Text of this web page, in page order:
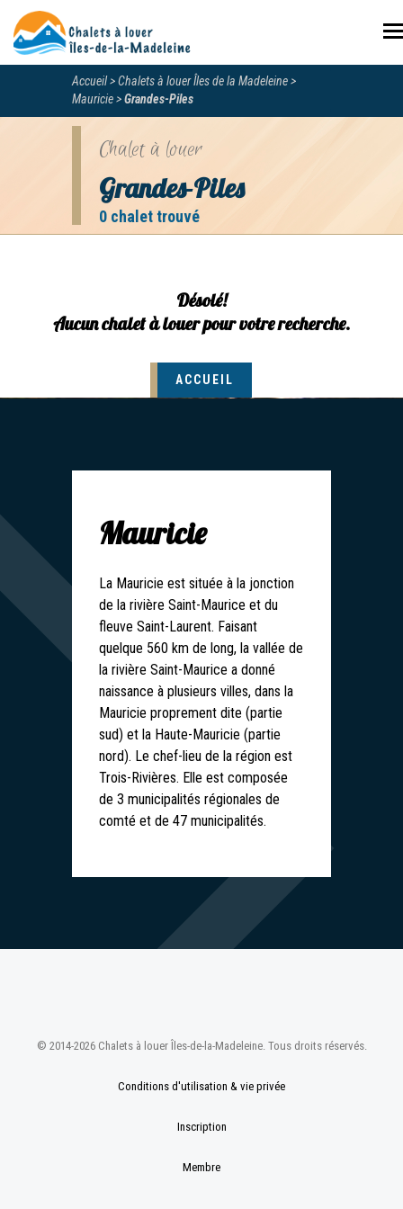
Accueil
Chalets à louer Îles de la Madeleine
Mauricie
Grandes-Piles
Chalet à louer
Grandes-Piles
0 chalet trouvé
Désolé!
Aucun chalet à louer pour votre recherche.
ACCUEIL
Mauricie
La Mauricie est située à la jonction
de la rivière Saint-Maurice et du
fleuve Saint-Laurent. Faisant
quelque 560 km de long, la vallée de
la rivière Saint-Maurice a donné
naissance à plusieurs villes, dans la
Mauricie proprement dite (partie
sud) et la Haute-Mauricie (partie
nord). Le chef-lieu de la région est
Trois-Rivières. Elle est composée
de 3 municipalités régionales de
comté et de 47 municipalités.
© 2014-2026 Chalets à louer Îles-de-la-Madeleine. Tous droits réservés.
Conditions d'utilisation & vie privée
Inscription
Membre